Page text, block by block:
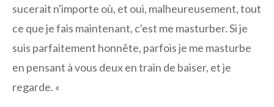
sucerait n'importe où, et oui, malheureusement, tout
ce que je fais maintenant, c'est me masturber. Si je
suis parfaitement honnête, parfois je me masturbe
en pensant à vous deux en train de baiser, et je
regarde. «